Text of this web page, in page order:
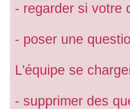
- regarder si votre
- poser une
L'équipe se
- supprimer des